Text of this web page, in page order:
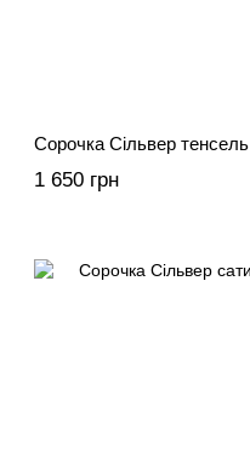
Сорочка Сільвер
1 650 грн